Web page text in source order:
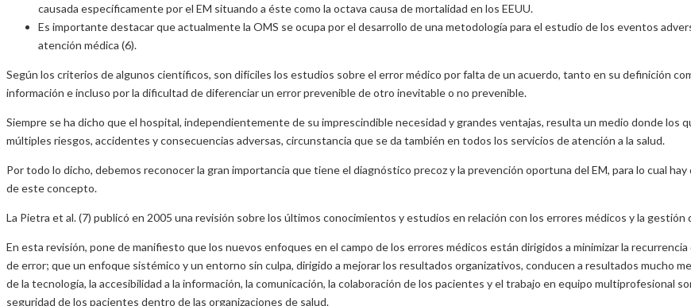
causada específicamente por el EM situando a éste como la octava causa de mortalidad en los EEUU.
Es importante destacar que actualmente la OMS se ocupa por el desarrollo de una metodología para el estudio de los eventos
atención médica (6).
Según los criterios de algunos científicos, son difíciles los estudios sobre el error médico por falta de un acuerdo, tanto en su definición
información e incluso por la dificultad de diferenciar un error prevenible de otro inevitable o no prevenible.
Siempre se ha dicho que el hospital, independientemente de su imprescindible necesidad y grandes ventajas, resulta un medio donde los
múltiples riesgos, accidentes y consecuencias adversas, circunstancia que se da también en todos los servicios de atención a la salud.
Por todo lo dicho, debemos reconocer la gran importancia que tiene el diagnóstico precoz y la prevención oportuna del EM, para lo cual
de este concepto.
La Pietra et al. (7) publicó en 2005 una revisión sobre los últimos conocimientos y estudios en relación con los errores médicos y la gestión
En esta revisión, pone de manifiesto que los nuevos enfoques en el campo de los errores médicos están dirigidos a minimizar la
de error; que un enfoque sistémico y un entorno sin culpa, dirigido a mejorar los resultados organizativos, conducen a resultados mucho
de la tecnología, la accesibilidad a la información, la comunicación, la colaboración de los pacientes y el trabajo en equipo multiprofesional
seguridad de los pacientes dentro de las organizaciones de salud.